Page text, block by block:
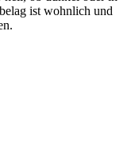
ist wohnlich und